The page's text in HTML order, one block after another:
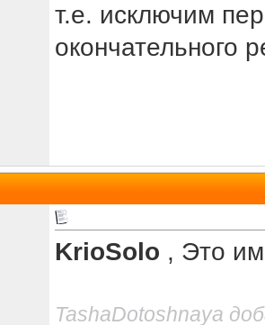
т.е. исключим
окончательного
KrioSolo , Это
TashaDotoshnaya